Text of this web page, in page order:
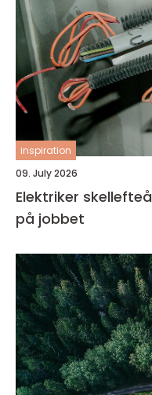
inspiration
09. July 2026
Elektriker skellefteå trygg el i vardagen och
på jobbet